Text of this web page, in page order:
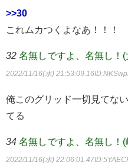
>>30
これムカつくよなあ！！！
32 名無しですよ、名無し！
2022/11/16(水) 21:53:09.16
俺このグリッド一切見てな
てる
34 名無しですよ、名無し！
2022/11/16(水) 22:06:01.47